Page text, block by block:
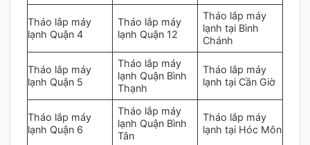
Tháo lắp máy
lạnh Quận 4
Tháo lắp máy
lạnh Quận 12
Tháo lắp máy
lạnh tại Bình
Chánh
Tháo lắp máy
lạnh Quận 5
Tháo lắp máy
lạnh Quận Bình
Thạnh
Tháo lắp máy
lạnh tại Cần Giờ
Tháo lắp máy
lạnh Quận 6
Tháo lắp máy
lạnh Quận Bình
Tân
Tháo lắp máy
lạnh tại Hóc Môn